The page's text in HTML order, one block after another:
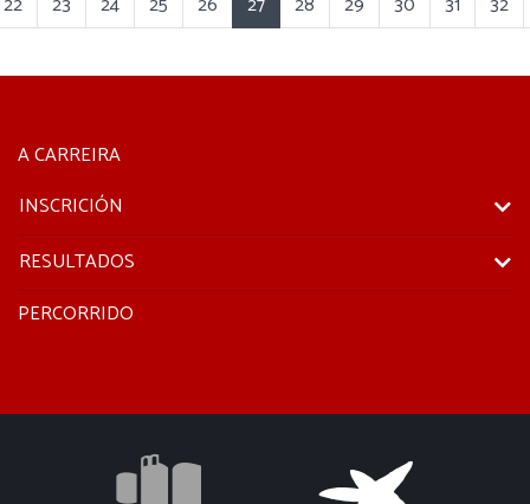
A CARREIRA
INSCRICIÓN
RESULTADOS
PERCORRIDO